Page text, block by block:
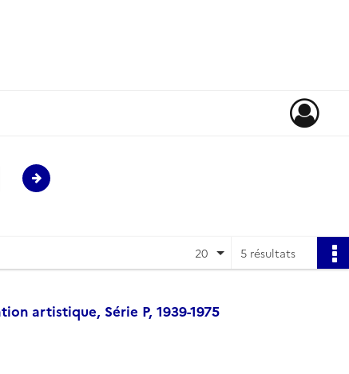
5 résultats
20
artistique, Série P, 1939-1975